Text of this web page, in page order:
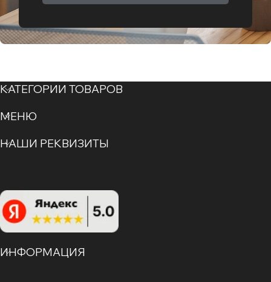
КАТЕГОРИИ ТОВАРОВ
МЕНЮ
НАШИ РЕКВИЗИТЫ
ИНФОРМАЦИЯ